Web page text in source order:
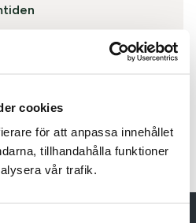
cookies
för att anpassa innehållet
tillhandahålla funktioner
vår trafik.